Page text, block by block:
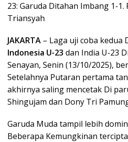
23: Garuda Ditahan Imbang 1-1.
Triansyah
JAKARTA – Laga uji coba kedua
Indonesia U-23 dan India U-23
Senayan, Senin (13/10/2025),
Setelahnya Putaran pertama
akhirnya saling mencetak Di
Shingujam dan Dony Tri
Garuda Muda tampil lebih
Beberapa Kemungkinan